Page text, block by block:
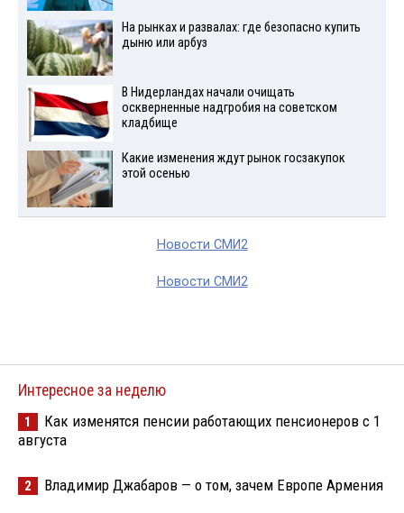
На рынках и развалах: где безопасно купить
дыню или арбуз
В Нидерландах начали очищать
оскверненные надгробия на советском
кладбище
Какие изменения ждут рынок госзакупок
этой осенью
Новости СМИ2
Новости СМИ2
Интересное за неделю
1
Как изменятся пенсии работающих пенсионеров с 1
августа
2 Владимир Джабаров — о том, зачем Европе Армения